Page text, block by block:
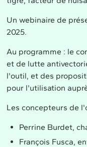
Un webinaire de
2025.
Au programme : le
et de lutte
l'outil, et des
pour l'utilisation
Les concepteurs de
Perrine Burdet,
François Fusca,